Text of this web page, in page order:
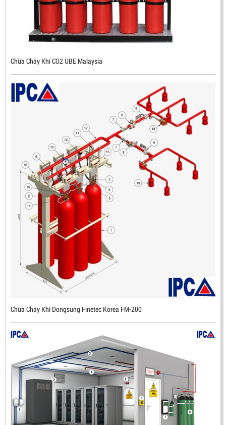
ĐẦU BÁO LỬA CHỐNG NỔ IR3- DX500 (MEKASENTRON
KOREA)
LIÊN HỆ
Mã sản phẩm: DX500
Chữa Cháy Khí CO2 UBE Malaysia
Chữa Cháy Khí Dongsung Finetec Korea FM-200